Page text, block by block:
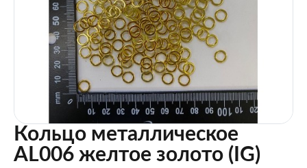
Кольцо металлическое
AL006 желтое золото (IG)